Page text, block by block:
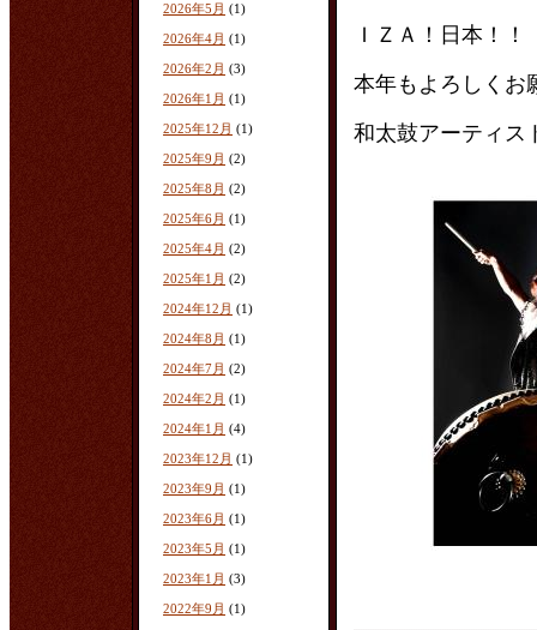
2026年5月 (1)
2026年4月 (1)
2026年2月 (3)
2026年1月 (1)
2025年12月 (1)
2025年9月 (2)
2025年8月 (2)
2025年6月 (1)
2025年4月 (2)
2025年1月 (2)
2024年12月 (1)
2024年8月 (1)
2024年7月 (2)
2024年2月 (1)
2024年1月 (4)
2023年12月 (1)
2023年9月 (1)
2023年6月 (1)
2023年5月 (1)
2023年1月 (3)
2022年9月 (1)
ＩＺＡ！日本！！
本年もよろしくお
和太鼓アーテ